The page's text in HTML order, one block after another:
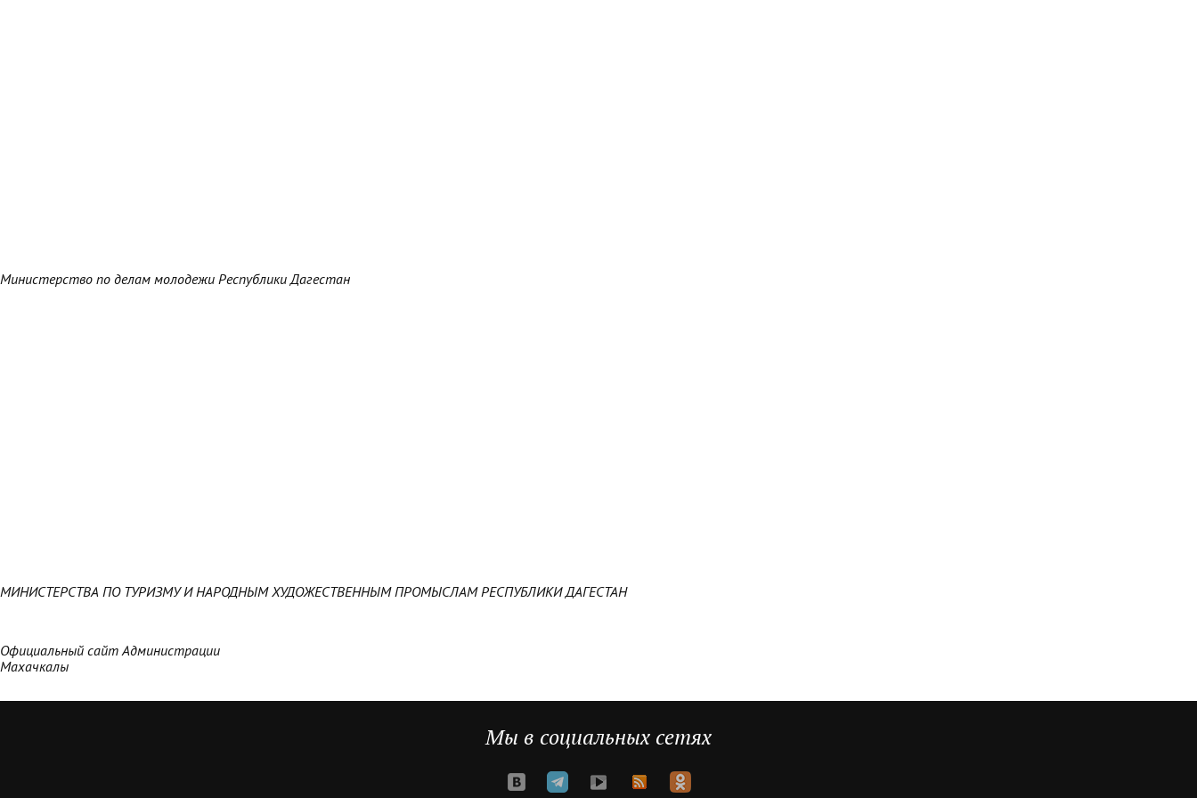
Министерство по делам молодежи Республики Дагестан
МИНИСТЕРСТВА ПО ТУРИЗМУ И НАРОДНЫМ ХУДОЖЕСТВЕННЫМ ПРОМЫСЛАМ РЕСПУБЛИКИ ДАГЕСТАН
Официальный сайт Администрации
Махачкалы
Мы в социальных сетях